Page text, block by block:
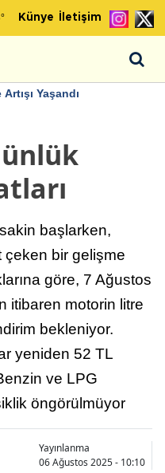
° Künye İletişim
Yaşandı
başlarken,
bir gelişme
göre, 7 Ağustos
itibaren motorin litre
bekleniyor.
yeniden 52 TL
ve LPG
öngörülmüyor
Yayınlanma
06 Ağustos 2025 - 10:10